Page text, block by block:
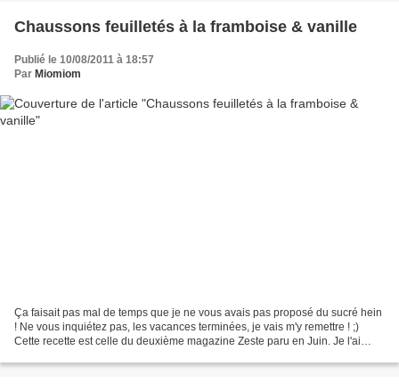
Chaussons feuilletés à la framboise & vanille
Publié le 10/08/2011 à 18:57
Par Miomiom
Ça faisait pas mal de temps que je ne vous avais pas proposé du sucré hein
! Ne vous inquiétez pas, les vacances terminées, je vais m'y remettre ! ;)
Cette recette est celle du deuxième magazine Zeste paru en Juin. Je l'ai